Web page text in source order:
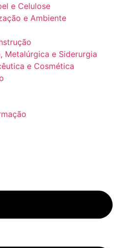
e Celulose
e Ambiente
Metalúrgica e Siderurgia
e Cosmética